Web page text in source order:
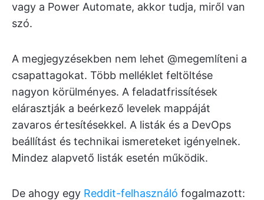
vagy a Power Automate, akkor tudja, miről van
szó.
A megjegyzésekben nem lehet @megemlíteni a
csapattagokat. Több melléklet feltöltése
nagyon körülményes. A feladatfrissítések
elárasztják a beérkező levelek mappáját
zavaros értesítésekkel. A listák és a DevOps
beállítást és technikai ismereteket igényelnek.
Mindez alapvető listák esetén működik.
De ahogy egy Reddit-felhasználó fogalmazott: